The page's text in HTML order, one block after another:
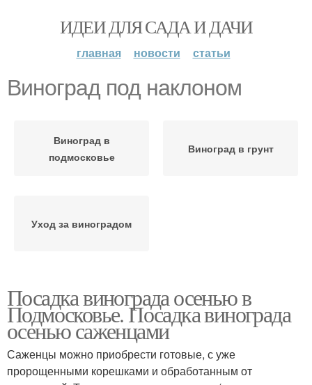
ИДЕИ ДЛЯ САДА И ДАЧИ
главная новости статьи
Виноград под наклоном
Виноград в
подмосковье
Виноград в грунт
Уход за виноградом
Посадка винограда осенью в
Подмосковье. Посадка винограда
осенью саженцами
Саженцы можно приобрести готовые, с уже
пророщенными корешками и обработанным от